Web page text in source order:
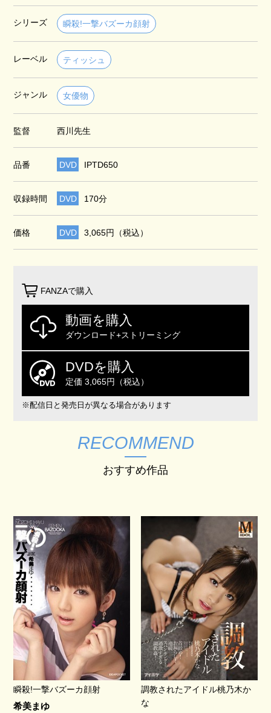
シリーズ 瞬殺!一撃バズーカ顔射
レーベル ティッシュ
ジャンル 女優物
監督 西川先生
品番 DVD IPTD650
収録時間 DVD 170分
価格 DVD 3,065円（税込）
FANZAで購入
動画を購入
ダウンロード+ストリーミング
DVDを購入
定価 3,065円（税込）
※配信日と発売日が異なる場合があります
RECOMMEND
おすすめ作品
瞬殺!一撃バズーカ顔射
希美まゆ
調教されたアイドル桃乃木か
な